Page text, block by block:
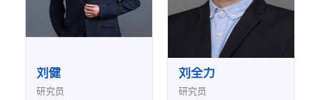
刘健
研究员
刘全力
研究员